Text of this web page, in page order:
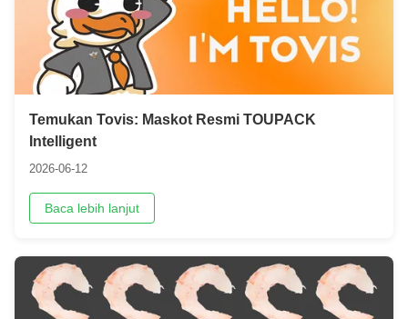
Temukan Tovis: Maskot Resmi TOUPACK
Intelligent
2026-06-12
Baca lebih lanjut